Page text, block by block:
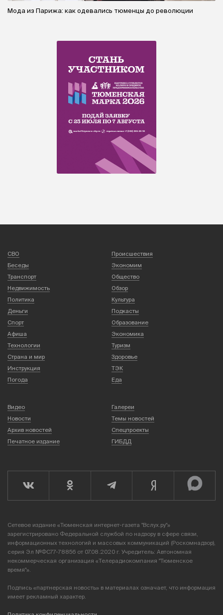
Мода из Парижа: как одевались тюменцы до революции
СВО
Происшествия
Беседы
Экономим
Транспорт
Общество
Недвижимость
Обзор
Политика
Культура
Деньги
Подкасты
Спорт
Образование
Афиша
Экономика
Технологии
Туризм
Страна и мир
Здоровье
Инструкция
ТЭК
Погода
Еда
Видео
Галереи
Новости
Темы новостей
Архив новостей
Спецпроекты
Печатное издание
ГИБДД
Сетевое издание «Тюменская интернет-газета "Вслух.ру"»
зарегистрировано Федеральной службой по надзору в сфере связи,
информационных технологий и массовых коммуникаций (Роскомнадзор),
серия Эл №ФС77-78856 от 07.08.2020 г. Учредитель: Автономная
некоммерческая организация «Телерадиокомпания "Тюменское
время"».
Подпись «партнерская новость» в материалах означает, что информация
имеет рекламный характер.